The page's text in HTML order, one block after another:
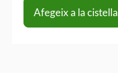
Afegeix a la cistella